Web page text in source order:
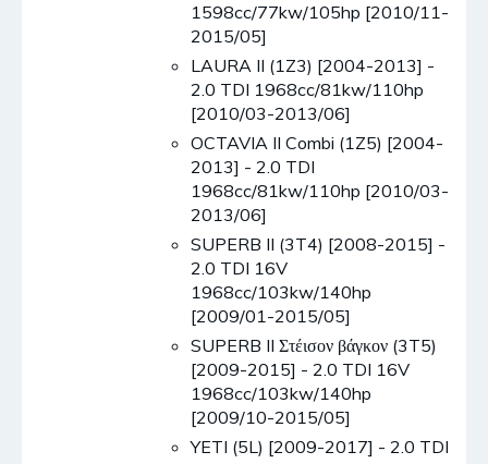
1598cc/77kw/105hp [2010/11-
2015/05]
LAURA II (1Z3) [2004-2013] -
2.0 TDI 1968cc/81kw/110hp
[2010/03-2013/06]
OCTAVIA II Combi (1Z5) [2004-
2013] - 2.0 TDI
1968cc/81kw/110hp [2010/03-
2013/06]
SUPERB II (3T4) [2008-2015] -
2.0 TDI 16V
1968cc/103kw/140hp
[2009/01-2015/05]
SUPERB II Στέισον βάγκον (3T5)
[2009-2015] - 2.0 TDI 16V
1968cc/103kw/140hp
[2009/10-2015/05]
YETI (5L) [2009-2017] - 2.0 TDI